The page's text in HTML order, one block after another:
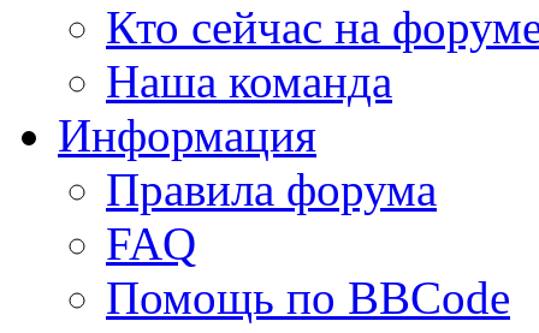
Кто сейчас на
Наша команда
Информация
Правила форума
FAQ
Помощь по BBCode